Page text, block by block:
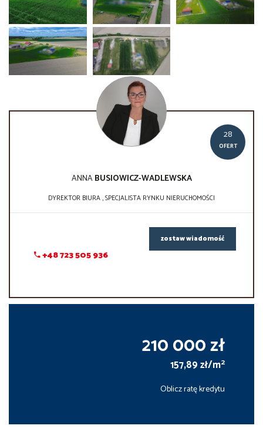
28
OFERT
ANNABUSIOWICZ-WADLEWSKA
DYREKTOR BIURA , SPECJALISTA RYNKU NIERUCHOMOŚCI
+48 723 505 936
zostaw wiadomość
210 000 zł
157,89 zł/m2
Oblicz ratę kredytu